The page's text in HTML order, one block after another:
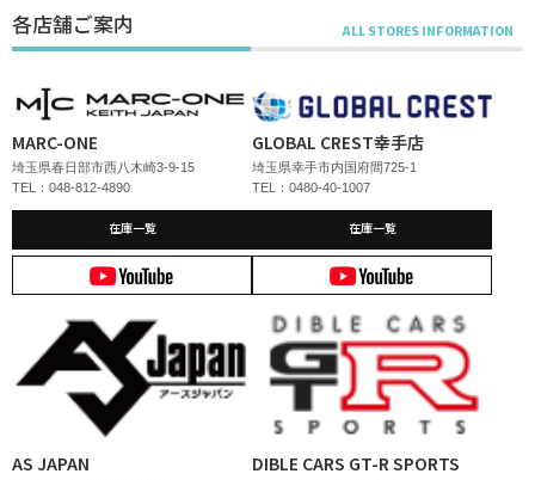
各店舗ご案内
MARC-ONE
埼玉県春日部市西八木崎3-9-15
TEL：048-812-4890
在庫一覧
GLOBAL CREST幸手店
埼玉県幸手市内国府間725-1
TEL：0480-40-1007
在庫一覧
AS JAPAN DIBLE CARS GT-R SPORTS